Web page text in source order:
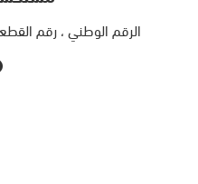
الرقم الوطني ، رقم